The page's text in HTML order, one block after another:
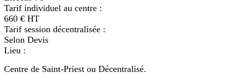
Tarif individuel au centre :
660 € HT
Tarif session décentralisée :
Selon Devis
Lieu :
Centre de Saint-Priest ou Décentralisé.